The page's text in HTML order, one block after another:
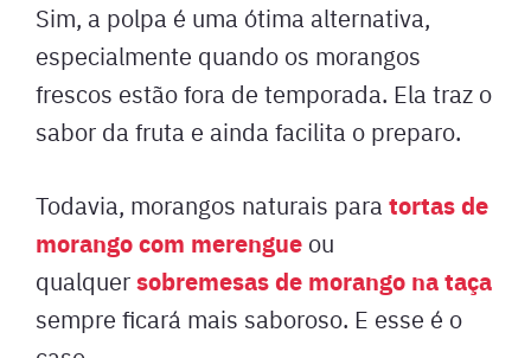
Sim, a polpa é uma ótima alternativa,
especialmente quando os morangos
frescos estão fora de temporada. Ela traz o
sabor da fruta e ainda facilita o preparo.
Todavia, morangos naturais para tortas de
morango com merengue ou
qualquersobremesas de morango na taça
sempre ficará mais saboroso. E esse é o